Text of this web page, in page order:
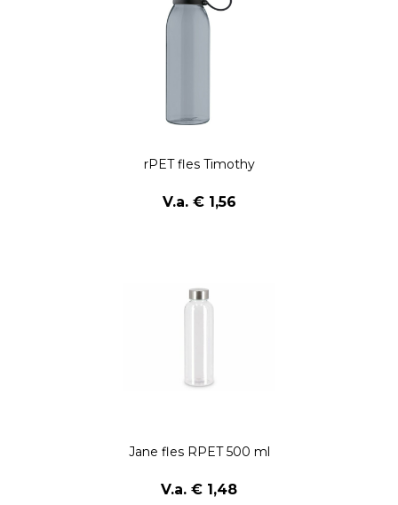
rPET fles Timothy
V.a. € 1,56
Jane fles RPET 500 ml
V.a. € 1,48